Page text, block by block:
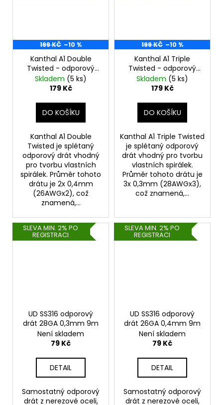
199 KČ –10 %
Kanthal A1 Double
Twisted - odporový
drát 0,4mm 26AWG
(20ks) - UD
Skladem (5 ks)
179 Kč
DO KOŠÍKU
Kanthal A1 Double
Twisted je splétaný
odporový drát vhodný
pro tvorbu vlastních
spirálek. Průměr tohoto
drátu je 2x 0,4mm
(26AWGx2), což
znamená,...
199 KČ –10 %
Kanthal A1 Triple
Twisted - odporový
drát 0,3mm 28AWG
(20ks) - UD
Skladem (5 ks)
179 Kč
DO KOŠÍKU
Kanthal A1 Triple Twisted
je splétaný odporový
drát vhodný pro tvorbu
vlastních spirálek.
Průměr tohoto drátu je
3x 0,3mm (28AWGx3),
což znamená,...
SLEVA MIN. 2% PO
REGISTRACI
UD SS316 odporový
drát 28GA 0,3mm 9m
Není skladem
79 Kč
DETAIL
Samostatný odporový
drát z nerezové oceli,
SLEVA MIN. 2% PO
REGISTRACI
UD SS316 odporový
drát 26GA 0,4mm 9m
Není skladem
79 Kč
DETAIL
Samostatný odporový
drát z nerezové oceli,